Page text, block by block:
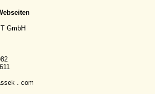
GmbH
. com